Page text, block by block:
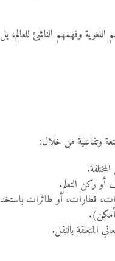
وفهمهم الناشئ للعالم،
وتفاعلية من خلال:
ركن التعلم.
قطارات، أو طائرات
أمكن).
المتعلقة بالنقل.